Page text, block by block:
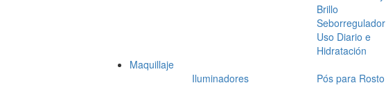
Brillo
Seborregulador
Uso Diario e
Hidratación
Maquillaje
Iluminadores
Pós para Rosto